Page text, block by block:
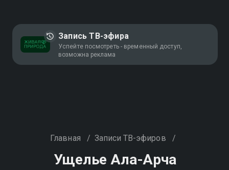
Запись ТВ-эфира
Успейте посмотреть - временный доступ,
возможна реклама
Главная / Записи ТВ-эфиров /
Ущелье Ала-Арча